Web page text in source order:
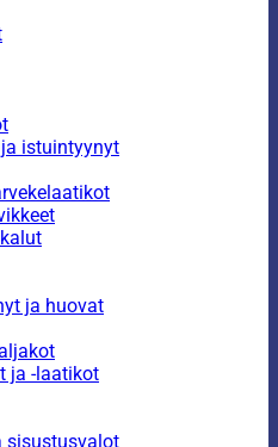
istuintyynyt
ja huovat
ja -laatikot
sisustusvalot